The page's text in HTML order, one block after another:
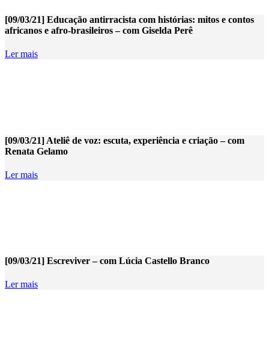
[09/03/21] Educação antirracista com histórias: mitos e contos
africanos e afro-brasileiros – com Giselda Perê
Ler mais
[09/03/21] Ateliê de voz: escuta, experiência e criação – com
Renata Gelamo
Ler mais
[09/03/21] Escreviver – com Lúcia Castello Branco
Ler mais